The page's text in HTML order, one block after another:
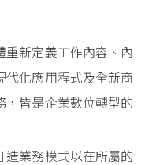
重新定義工作內容、內
代化應用程式及全新商
，皆是企業數位轉型的
造業務模式以在所屬的